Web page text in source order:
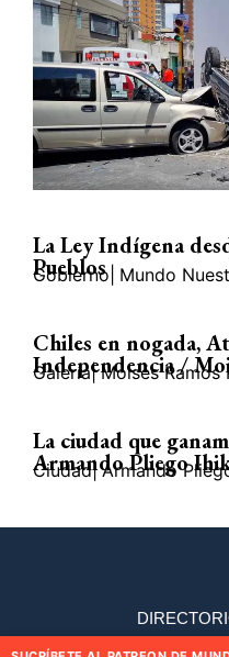
La Ley Indígena
Pueblos
Gobierno Mundo
Chiles en nogada,
Independencia /
Galería| Moisés Ramos
La ciudad que
Armando Pliego
Ciudad| Armando